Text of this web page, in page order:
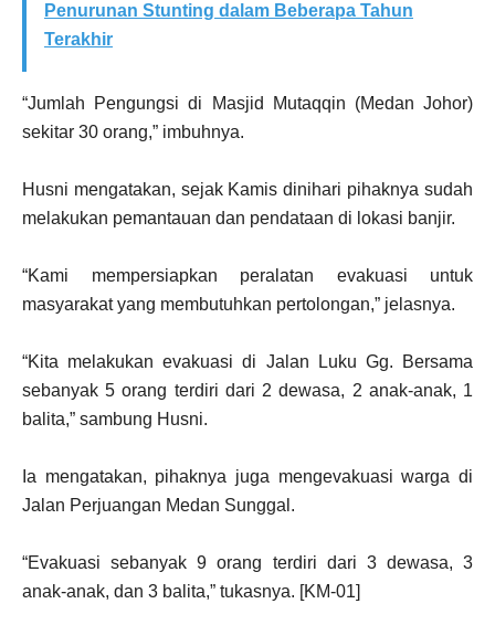
Penurunan Stunting dalam Beberapa Tahun
Terakhir
“Jumlah Pengungsi di Masjid Mutaqqin (Medan Johor)
sekitar 30 orang,” imbuhnya.
Husni mengatakan, sejak Kamis dinihari pihaknya sudah
melakukan pemantauan dan pendataan di lokasi banjir.
“Kami mempersiapkan peralatan evakuasi untuk
masyarakat yang membutuhkan pertolongan,” jelasnya.
“Kita melakukan evakuasi di Jalan Luku Gg. Bersama
sebanyak 5 orang terdiri dari 2 dewasa, 2 anak-anak, 1
balita,” sambung Husni.
Ia mengatakan, pihaknya juga mengevakuasi warga di
Jalan Perjuangan Medan Sunggal.
“Evakuasi sebanyak 9 orang terdiri dari 3 dewasa, 3
anak-anak, dan 3 balita,” tukasnya. [KM-01]